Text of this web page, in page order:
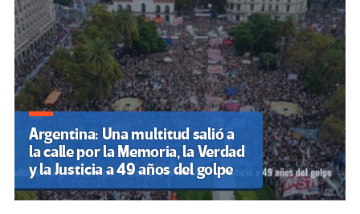
Argentina: Una multitud salió a
la calle por la Memoria, la Verdad
y la Justicia a 49 años del golpe